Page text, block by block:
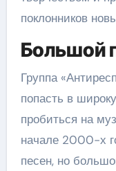
поклонников
Большой
Группа
попасть в
пробиться на
начале 2000-х
песен, но